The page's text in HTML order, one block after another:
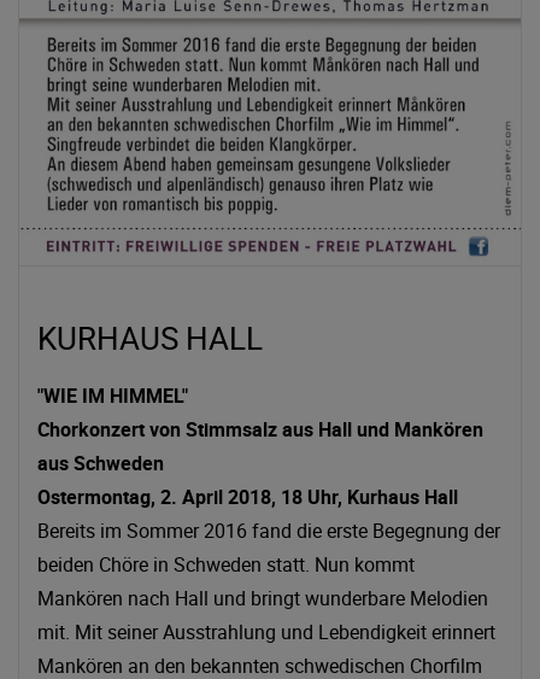
KURHAUS HALL
"WIE IM HIMMEL"
Chorkonzert von Stimmsalz aus Hall und Mankören
aus Schweden
Ostermontag, 2. April 2018, 18 Uhr, Kurhaus Hall
Bereits im Sommer 2016 fand die erste Begegnung der
beiden Chöre in Schweden statt. Nun kommt
Mankören nach Hall und bringt wunderbare Melodien
mit. Mit seiner Ausstrahlung und Lebendigkeit erinnert
Mankören an den bekannten schwedischen Chorfilm